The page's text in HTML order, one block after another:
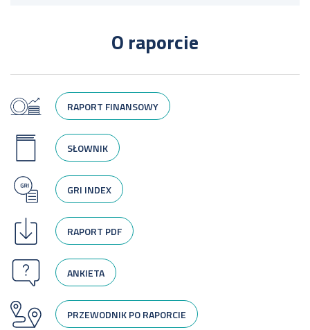
O raporcie
RAPORT FINANSOWY
SŁOWNIK
GRI INDEX
RAPORT PDF
ANKIETA
PRZEWODNIK PO RAPORCIE